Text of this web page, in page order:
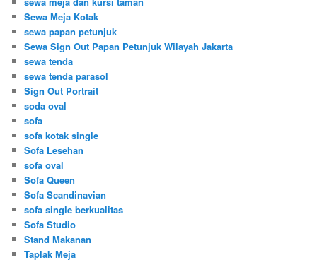
Sewa Meja Kotak
sewa papan petunjuk
Sewa Sign Out Papan Petunjuk Wilayah Jakarta
sewa tenda
sewa tenda parasol
Sign Out Portrait
soda oval
sofa
sofa kotak single
Sofa Lesehan
sofa oval
Sofa Queen
Sofa Scandinavian
sofa single berkualitas
Sofa Studio
Stand Makanan
Taplak Meja